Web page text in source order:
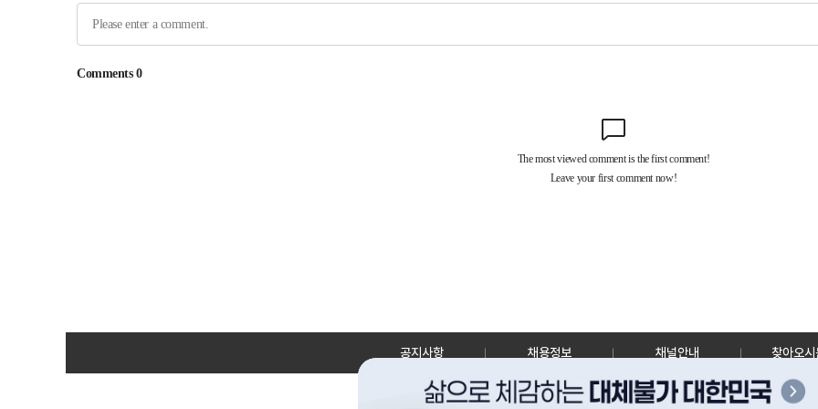
공지사항 채용정보 채널안내 찾아오시
30128 세종특별자치시 정부2청사로 13 한국정책방송원 KTV